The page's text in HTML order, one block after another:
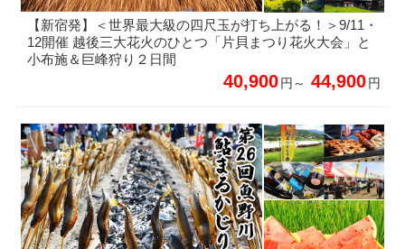
【新宿発】＜世界最大級の四尺玉が打ち上がる！＞9/11・
12開催 越後三大花火のひとつ「片貝まつり花火大会」と
小布施＆巨峰狩り２日間
40,900円～ 44,900円